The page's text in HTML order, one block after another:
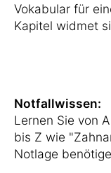
Vokabular für
Kapitel widmet
Notfallwissen:
Lernen Sie von
bis Z wie
Notlage